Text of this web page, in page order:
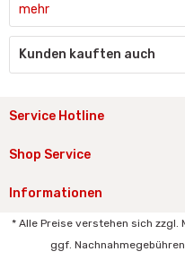
mehr
Kunden kauften auch
Service Hotline
Shop Service
Informationen
* Alle Preise verstehen sich
ggf.